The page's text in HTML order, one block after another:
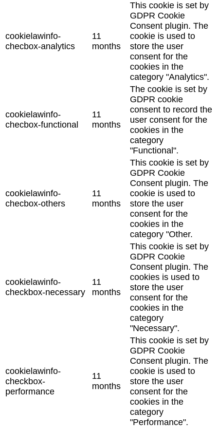
cookielawinfo-
checbox-analytics
11
months
This cookie is set by
GDPR Cookie
Consent plugin. The
cookie is used to
store the user
consent for the
cookies in the
category "Analytics".
cookielawinfo-
checbox-functional
11
months
The cookie is set by
GDPR cookie
consent to record the
user consent for the
cookies in the
category
"Functional".
cookielawinfo-
checbox-others
11
months
This cookie is set by
GDPR Cookie
Consent plugin. The
cookie is used to
store the user
consent for the
cookies in the
category "Other.
cookielawinfo-
checkbox-necessary
11
months
This cookie is set by
GDPR Cookie
Consent plugin. The
cookies is used to
store the user
consent for the
cookies in the
category
"Necessary".
cookielawinfo-
checkbox-
performance
11
months
This cookie is set by
GDPR Cookie
Consent plugin. The
cookie is used to
store the user
consent for the
cookies in the
category
"Performance".